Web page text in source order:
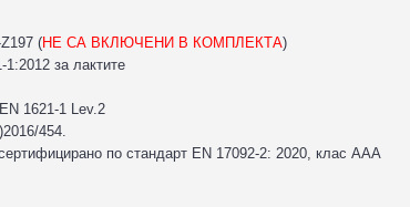
(НЕ СА ВКЛЮЧЕНИ В КОМПЛЕКТА)
за лактите
1621-1 Lev.2
454.
по стандарт EN 17092-2: 2020, клас AAA